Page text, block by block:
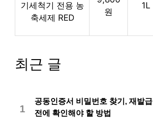
기세척기 전용 농
축세제 RED
원
1L
최근 글
1
공동인증서 비밀번호 찾기, 재발급
전에 확인해야 할 방법